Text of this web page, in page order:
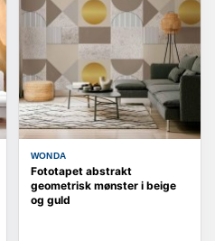
WONDA
Fototapet abstrakt
geometrisk mønster i beige
og guld